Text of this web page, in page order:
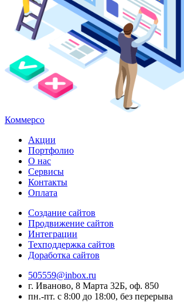
Коммерсо
Акции
Портфолио
О нас
Сервисы
Контакты
Оплата
Создание сайтов
Продвижение сайтов
Интеграции
Техподдержка сайтов
Доработка сайтов
505559@inbox.ru
г. Иваново, 8 Марта 32Б, оф. 850
пн.-пт. с 8:00 до 18:00, без перерыва